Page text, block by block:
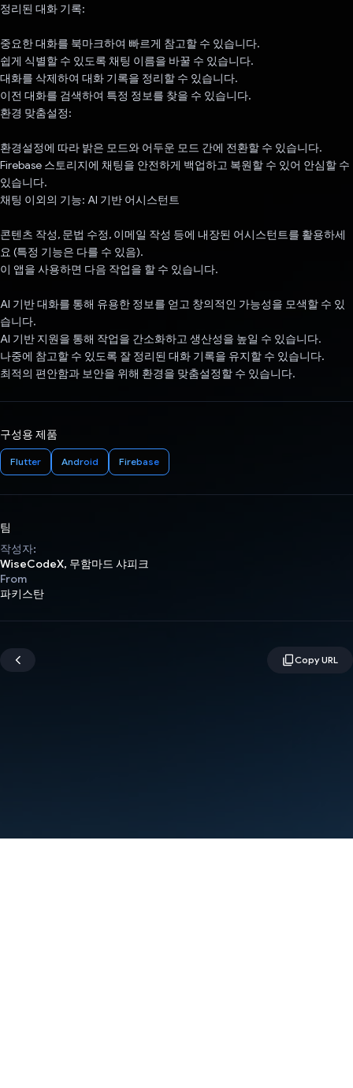
정리된 대화 기록:
중요한 대화를 북마크하여 빠르게 참고할 수 있습니다.
쉽게 식별할 수 있도록 채팅 이름을 바꿀 수 있습니다.
대화를 삭제하여 대화 기록을 정리할 수 있습니다.
이전 대화를 검색하여 특정 정보를 찾을 수 있습니다.
환경 맞춤설정:
환경설정에 따라 밝은 모드와 어두운 모드 간에 전환할 수 있습니다.
Firebase 스토리지에 채팅을 안전하게 백업하고 복원할 수 있어 안심할 수
있습니다.
채팅 이외의 기능: AI 기반 어시스턴트
콘텐츠 작성, 문법 수정, 이메일 작성 등에 내장된 어시스턴트를 활용하세
요 (특정 기능은 다를 수 있음).
이 앱을 사용하면 다음 작업을 할 수 있습니다.
AI 기반 대화를 통해 유용한 정보를 얻고 창의적인 가능성을 모색할 수 있
습니다.
AI 기반 지원을 통해 작업을 간소화하고 생산성을 높일 수 있습니다.
나중에 참고할 수 있도록 잘 정리된 대화 기록을 유지할 수 있습니다.
최적의 편안함과 보안을 위해 환경을 맞춤설정할 수 있습니다.
구성용 제품
Flutter Android Firebase
팀
작성자:
WiseCodeX, 무함마드 샤피크
From
파키스탄